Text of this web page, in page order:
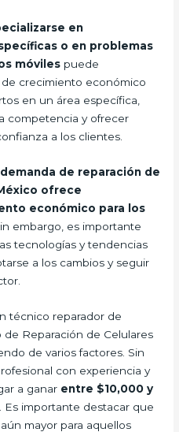
en
o en problemas
móviles puede
crecimiento económico
en un área específica,
competencia y ofrecer
a los clientes.
de reparación de
ofrece
económico para los
embargo, es importante
tecnologías y tendencias
a los cambios y seguir
técnico reparador de
Reparación de Celulares
de varios factores. Sin
con experiencia y
a ganar entre $10,000 y
. Es importante destacar que
mayor para aquellos